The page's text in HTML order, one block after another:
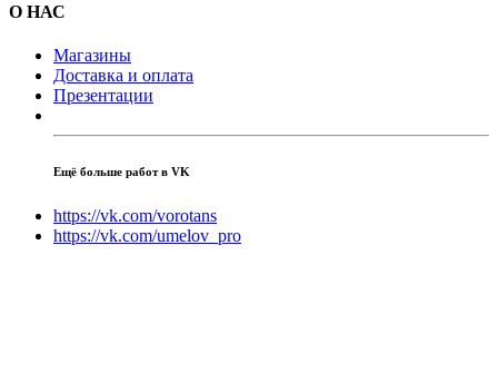
О НАС
Магазины
Доставка и оплата
Презентации
Ещё больше работ в VK
https://vk.com/vorotans
https://vk.com/umelov_pro